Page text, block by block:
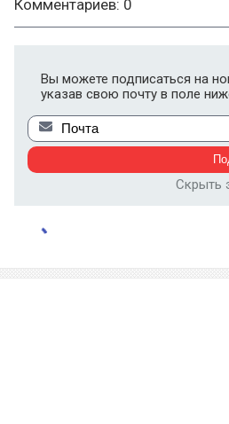
Комментариев: 0
Вы можете подписаться на
указав свою почту в поле
Скрыть